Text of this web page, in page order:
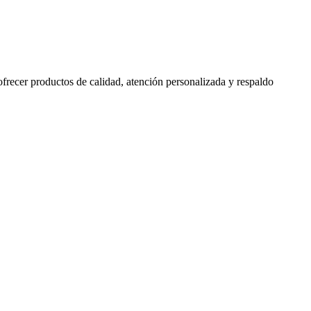
productos de calidad, atención personalizada y respaldo